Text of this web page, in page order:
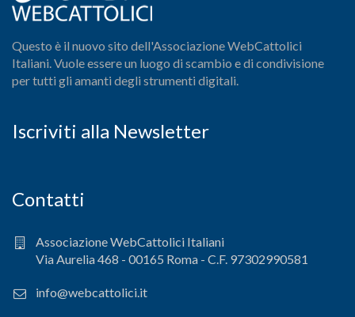
Questo è il nuovo sito dell'Associazione WebCattolici
Italiani. Vuole essere un luogo di scambio e di condivisione
per tutti gli amanti degli strumenti digitali.
Iscriviti alla Newsletter
Contatti
Associazione WebCattolici Italiani
Via Aurelia 468 - 00165 Roma - C.F. 97302990581
info@webcattolici.it